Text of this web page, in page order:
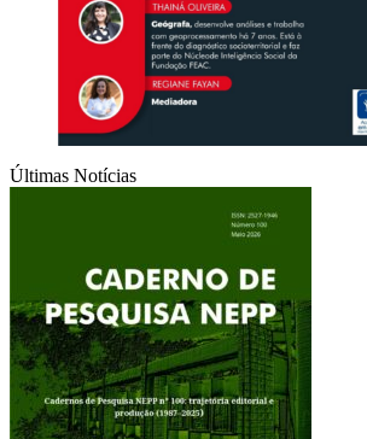
Últimas Notícias